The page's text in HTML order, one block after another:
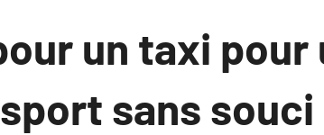
un taxi
sans souci